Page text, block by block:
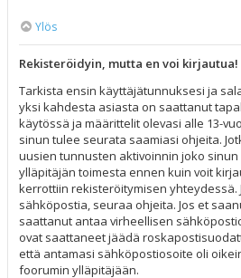
Ylös
Rekisteröidyin, mutta en voi kirjautua!
Tarkista ensin käyttäjätunnuksesi ja
yksi kahdesta asiasta on saattanut
käytössä ja määrittelit olevasi alle 13-
sinun tulee seurata saamiasi ohjeita.
uusien tunnusten aktivoinnin joko
ylläpitäjän toimesta ennen kuin voit
kerrottiin rekisteröitymisen yhteydessä.
sähköpostia, seuraa ohjeita. Jos et
saattanut antaa virheellisen
ovat saattaneet jäädä
että antamasi sähköpostiosoite oli
foorumin ylläpitäjään.